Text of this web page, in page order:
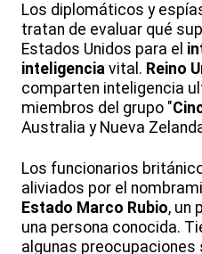
Los diplomáticos y
tratan de evaluar qué
Estados Unidos para el
inteligencia vital. Reino
comparten inteligencia
miembros del grupo "
Australia y Nueva
Los funcionarios
aliviados por el
Estado Marco Rubio, un
una persona conocida.
algunas preocupaciones